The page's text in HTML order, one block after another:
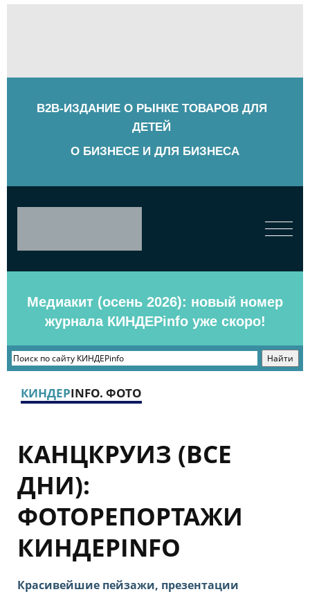
B2B-ИЗДАНИЕ О РЫНКЕ ТОВАРОВ ДЛЯ
ДЕТЕЙ
О БИЗНЕСЕ И ДЛЯ БИЗНЕСА
Медиакит (осень 2026): новый номер
журнала КИНДЕРinfo уже скоро!
КИНДЕРINFO. ФОТО
КАНЦКРУИЗ (ВСЕ
ДНИ):
ФОТОРЕПОРТАЖИ
КИНДЕРINFO
Красивейшие пейзажи, презентации